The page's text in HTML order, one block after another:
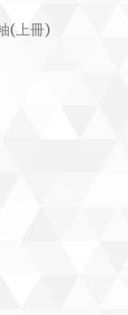
(上冊)